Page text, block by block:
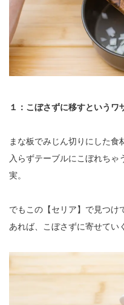
１：こぼさずに移すというワ
まな板でみじん切りにした食
入らずテーブルにこぼれち
実。
でもこの【セリア】で見つけ
あれば、こぼさずに寄せてい